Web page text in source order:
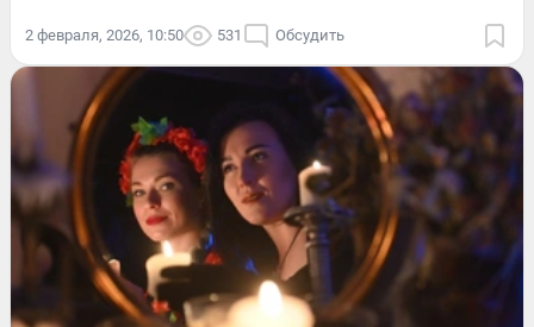
2 февраля, 2026, 10:50 531 Обсудить